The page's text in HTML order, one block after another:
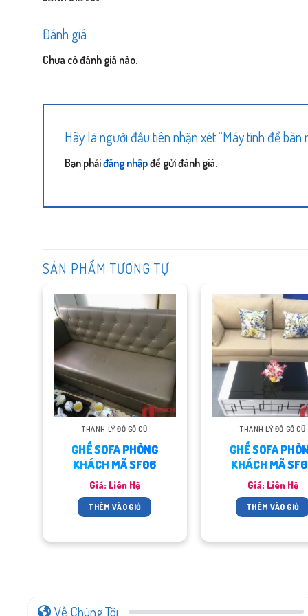
Đánh giá
Chưa có đánh giá nào.
Hãy là người đầu tiên nhận xét “Máy tính để bàn
Bạn phảiđăng nhậpđể gửi đánh giá.
SẢN PHẨM TƯƠNG TỰ
THANH LÝ ĐỒ GỖ CŨ
GHẾ SOFA PHÒNG
KHÁCH MÃ SF06
Giá: Liên Hệ
THÊM VÀO GIỎ
THANH LÝ ĐỒ GỖ CŨ
GHẾ SOFA
KHÁCH MÃ
Giá: Liên Hệ
THÊM VÀO GIỎ
Về Chúng Tôi